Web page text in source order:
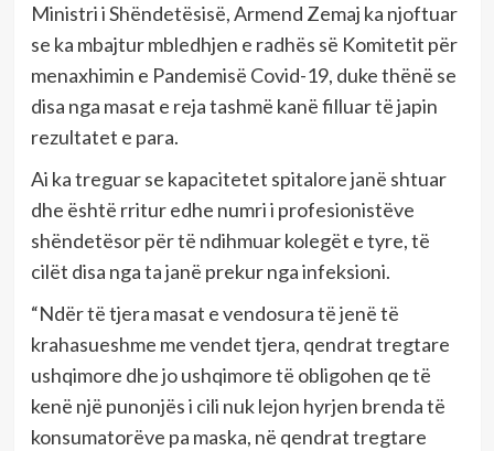
Ministri i Shëndetësisë, Armend Zemaj ka njoftuar
se ka mbajtur mbledhjen e radhës së Komitetit për
menaxhimin e Pandemisë Covid-19, duke thënë se
disa nga masat e reja tashmë kanë filluar të japin
rezultatet e para.
Ai ka treguar se kapacitetet spitalore janë shtuar
dhe është rritur edhe numri i profesionistëve
shëndetësor për të ndihmuar kolegët e tyre, të
cilët disa nga ta janë prekur nga infeksioni.
“Ndër të tjera masat e vendosura të jenë të
krahasueshme me vendet tjera, qendrat tregtare
ushqimore dhe jo ushqimore të obligohen qe të
kenë një punonjës i cili nuk lejon hyrjen brenda të
konsumatorëve pa maska, në qendrat tregtare